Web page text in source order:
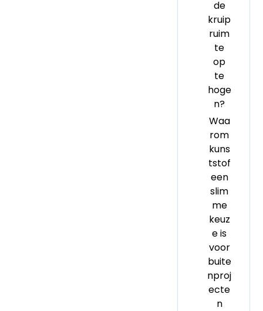
de
kruip
ruim
te
op
te
hoge
n?
Waa
rom
kuns
tstof
een
slim
me
keuz
e is
voor
buite
nproj
ecte
n